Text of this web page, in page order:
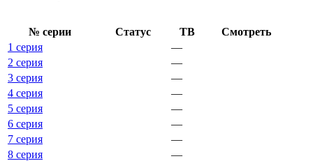
№ се­рии Ста­тус ТВ
Смот­реть
1 серия
—
2 серия
—
3 серия
—
4 серия
—
5 серия
—
6 серия
—
7 серия
—
8 серия
—